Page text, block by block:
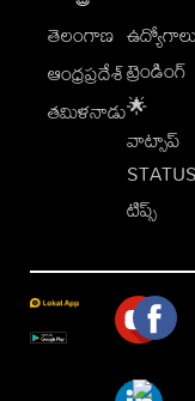
తెలంగాణ
ఆంధ్రప్రదేశ్
తమిళనాడు
ఉద్యోగాలు
ట్రెండింగ్
🌟
వాట్సాప్
STATUS
టిప్స్